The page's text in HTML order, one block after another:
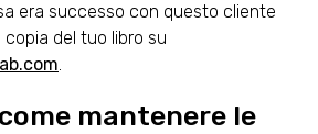
era successo con questo cliente
del tuo libro su
.
mantenere le